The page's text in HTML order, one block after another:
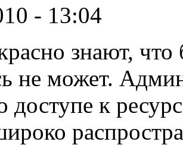
- 13:04
знают,
не может.
доступе к